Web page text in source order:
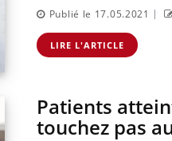
Publié le 17.05.2021 |
LIRE L'ARTICLE
Patients
touchez pas
Hantavirus : un cas détecté
chez un touriste en France